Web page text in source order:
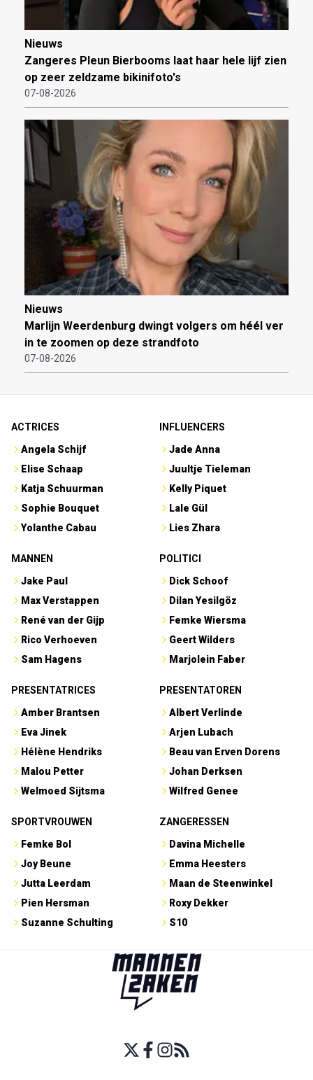
Nieuws
Zangeres Pleun Bierbooms laat haar hele lijf zien
op zeer zeldzame bikinifoto's
07-08-2026
Nieuws
Marlijn Weerdenburg dwingt volgers om héél ver
in te zoomen op deze strandfoto
07-08-2026
ACTRICES
Angela Schijf
Elise Schaap
Katja Schuurman
Sophie Bouquet
Yolanthe Cabau
INFLUENCERS
Jade Anna
Juultje Tieleman
Kelly Piquet
Lale Gül
Lies Zhara
MANNEN
Jake Paul
Max Verstappen
René van der Gijp
Rico Verhoeven
Sam Hagens
POLITICI
Dick Schoof
Dilan Yesilgöz
Femke Wiersma
Geert Wilders
Marjolein Faber
PRESENTATRICES
Amber Brantsen
Eva Jinek
Hélène Hendriks
Malou Petter
Welmoed Sijtsma
PRESENTATOREN
Albert Verlinde
Arjen Lubach
Beau van Erven Dorens
Johan Derksen
Wilfred Genee
SPORTVROUWEN
Femke Bol
Joy Beune
Jutta Leerdam
Pien Hersman
Suzanne Schulting
ZANGERESSEN
Davina Michelle
Emma Heesters
Maan de Steenwinkel
Roxy Dekker
S10